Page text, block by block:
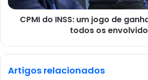
CPMI do INSS: um jogo de
todos os
Artigos relacionados